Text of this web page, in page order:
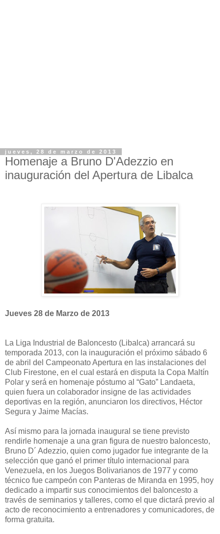
jueves, 28 de marzo de 2013
Homenaje a Bruno D'Adezzio en
inauguración del Apertura de Libalca
Jueves 28 de Marzo de 2013
La Liga Industrial de Baloncesto (Libalca) arrancará su
temporada 2013, con la inauguración el próximo sábado 6
de abril del Campeonato Apertura en las instalaciones del
Club Firestone, en el cual estará en disputa la Copa Maltín
Polar y será en homenaje póstumo al “Gato” Landaeta,
quien fuera un colaborador insigne de las actividades
deportivas en la región, anunciaron los directivos, Héctor
Segura y Jaime Macías.
Así mismo para la jornada inaugural se tiene previsto
rendirle homenaje a una gran figura de nuestro baloncesto,
Bruno D´ Adezzio, quien como jugador fue integrante de la
selección que ganó el primer título internacional para
Venezuela, en los Juegos Bolivarianos de 1977 y como
técnico fue campeón con Panteras de Miranda en 1995, hoy
dedicado a impartir sus conocimientos del baloncesto a
través de seminarios y talleres, como el que dictará previo al
acto de reconocimiento a entrenadores y comunicadores, de
forma gratuita.